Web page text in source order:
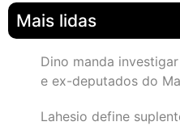
Mais lidas
Dino manda
e ex-deputados do
Lahesio define